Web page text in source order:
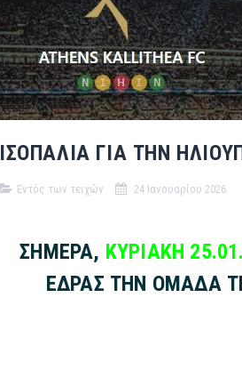
ΙΣΟΠΑΛΙΑ ΓΙΑ ΤΗΝ
Εντός των τειχών 24 Ιανουαρίου 2026
ΣΗΜΕΡΑ, ΚΥΡΙΑΚΗ
ΕΔΡΑΣ ΤΗΝ ΟΜΑΔΑ